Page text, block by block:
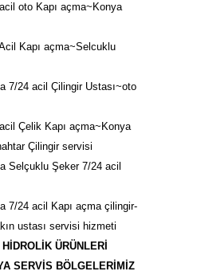
oto Kapı açma~Konya
Kapı açma~Selcuklu
7/24 acil Çilingir Ustası~oto
Çelik Kapı açma~Konya
Çilingir servisi
Selçuklu Şeker 7/24 acil
7/24 acil Kapı açma çilingir-
ustası servisi hizmeti
ÜRÜNLERİ
SERVİS BÖLGELERİMİZ